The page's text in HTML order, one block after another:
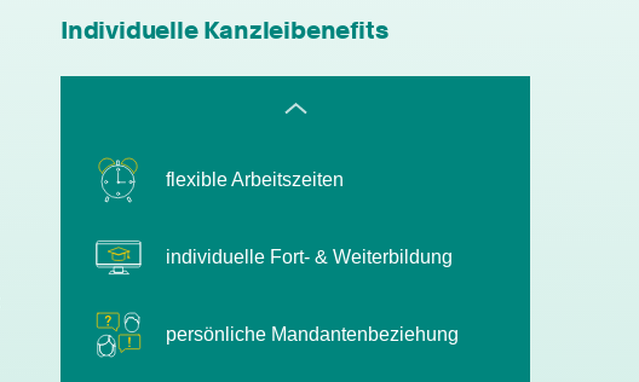
Individuelle Kanzleibenefits
leistungsgerechte Bezahlung
flexible Arbeitszeiten
individuelle Fort- & Weiterbildung
persönliche Mandantenbeziehung
betriebliche Altersvorsorge